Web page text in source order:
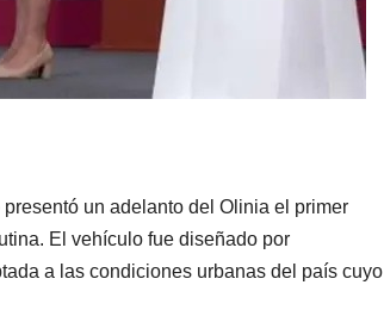
presentó un adelanto del Olinia el primer
El vehículo fue diseñado por
a las condiciones urbanas del país cuyo